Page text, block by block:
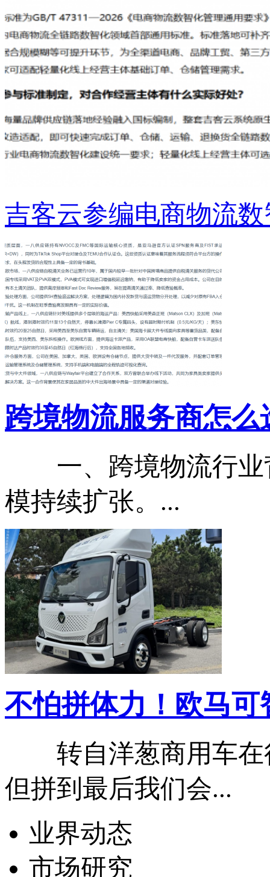
吉客云参编电商物流
跨境物流服务商怎么
一、跨境物流行业
模持续扩张。...
不怕拼体力！欧马可
转自洋葱商用车在
但拼到最后我们会...
业界动态
市场研究